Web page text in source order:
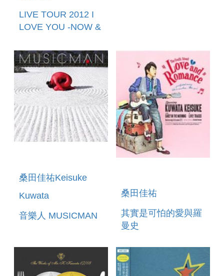
LIVE TOUR 2012 I
LOVE YOU -NOW &
桑田佳祐Keisuke
Kuwata
音樂人 MUSICMAN
桑田佳祐
其實是可怕的愛與羅
曼史